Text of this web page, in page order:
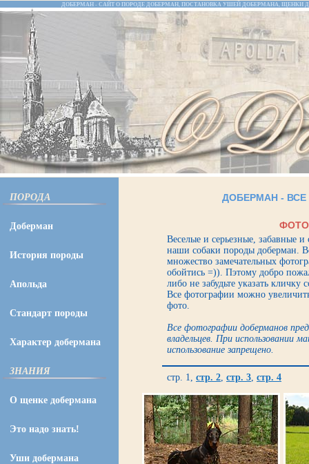
ДОБЕРМАН - САЙТ О ПОРОДЕ ДОБЕРМАН, ПОСТАНОВКА УШЕЙ ДОБЕРМАНА, ЩЕНКИ
ПОРОДА
Доберман
История породы
Апольда
Стандарт породы
Характер добермана
ЗНАНИЯ
О щенке добермана
Это надо знать!
Уши добермана
ДОБЕРМАН -
Веселые и серьезные, забавные
наши собаки породы доберман.
множество замечательных
обойтись =)). Пэтому добро
либо не забудьте указать кличку
Все фотографии можно
фото.
Все фотографии доберманов
владельцев. При использовании
использование запрещено.
стр. 1, стр. 2, стр. 3, стр. 4